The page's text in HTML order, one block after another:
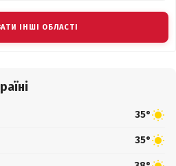
ІНШІ ОБЛАСТІ
35°
35°